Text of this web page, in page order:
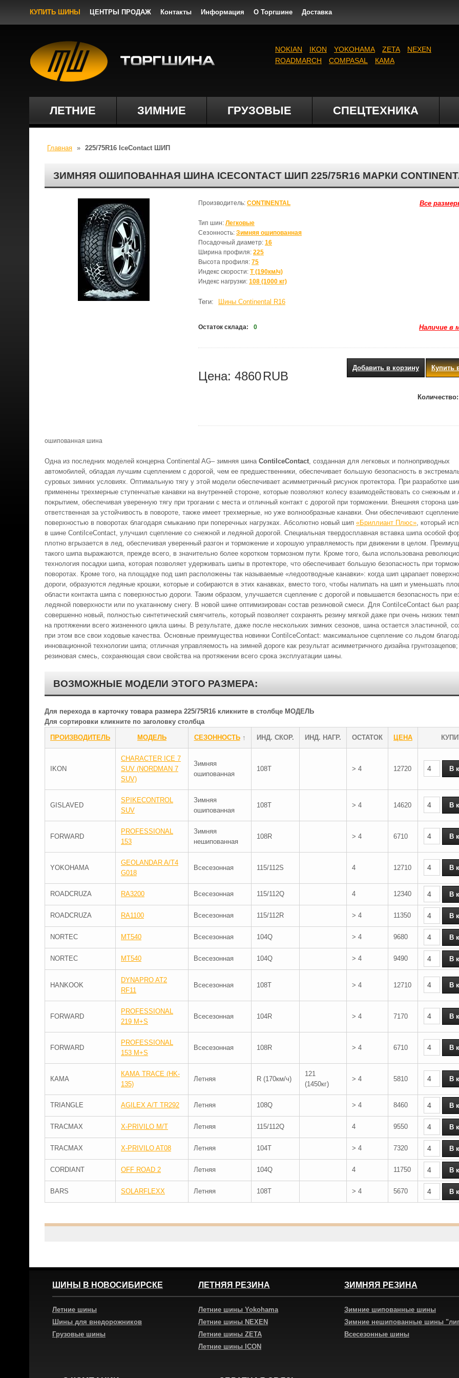
КУПИТЬ ШИНЫ ЦЕНТРЫ ПРОДАЖ Контакты Информация О Торгшине Доставка
ЛЕТНИЕ ЗИМНИЕ ГРУЗОВЫЕ СПЕЦТЕХНИКА
NOKIAN IKON YOKOHAMA ZETA
NEXEN
ROADMARCH
COMPASAL КАМА
Главная » 225/75R16 IceContact ШИП
ЗИМНЯЯ ОШИПОВАННАЯ ШИНА ICECONTACT ШИП 225/75R16 МАРКИ
Все
Производитель: CONTINENTAL
Тип шин: Легковые
Сезонность: Зимняя ошипованная
Посадочный диаметр: 16
Ширина профиля: 225
Высота профиля: 75
Индекс скорости: T (190км/ч)
Индекс нагрузки: 108 (1000 кг)
Теги: Шины Continental R16
Остаток склада: 0 Наличие в
Цена: 4860RUB
Купить
Добавить в корзину
Количество:
ошипованная шина
Одна из последних моделей концерна Continental AG– зимняя шина ContiIceContact, созданная для легковых и полноприводных
автомобилей, обладая лучшим сцеплением с дорогой, чем ее предшественники, обеспечивает большую безопасность в
суровых зимних условиях. Оптимальную тягу у этой модели обеспечивает асимметричный рисунок протектора. При разработке
применены трехмерные ступенчатые канавки на внутренней стороне, которые позволяют колесу взаимодействовать со снежным
покрытием, обеспечивая уверенную тягу при трогании с места и отличный контакт с дорогой при торможении. Внешняя сторона
ответственная за устойчивость в повороте, также имеет трехмерные, но уже волнообразные канавки. Они обеспечивают
поверхностью в поворотах благодаря смыканию при поперечных нагрузках. Абсолютно новый шип «Бриллиант Плюс», который
в шине ContiIceContact, улучшил сцепление со снежной и ледяной дорогой. Специальная твердосплавная вставка шипа особой
плотно вгрызается в лед, обеспечивая уверенный разгон и торможение и хорошую управляемость при движении в целом.
такого шипа выражаются, прежде всего, в значительно более коротком тормозном пути. Кроме того, была использована
технология посадки шипа, которая позволяет удерживать шипы в протекторе, что обеспечивает большую безопасность при
поворотах. Кроме того, на площадке под шип расположены так называемые «ледоотводные канавки»: когда шип царапает
дороги, образуются ледяные крошки, которые и собираются в этих канавках, вместо того, чтобы налипать на шип и уменьшать
области контакта шипа с поверхностью дороги. Таким образом, улучшается сцепление с дорогой и повышается безопасность при
ледяной поверхности или по укатанному снегу. В новой шине оптимизирован состав резиновой смеси. Для ContiIceContact был
совершенно новый, полностью синтетический смягчитель, который позволяет сохранять резину мягкой даже при очень низких
на протяжении всего жизненного цикла шины. В результате, даже после нескольких зимних сезонов, шина остается эластичной,
при этом все свои ходовые качества. Основные преимущества новинки ContiIceContact: максимальное сцепление со льдом
инновационной технологии шипа; отличная управляемость на зимней дороге как результат асимметричного дизайна
резиновая смесь, сохраняющая свои свойства на протяжении всего срока эксплуатации шины.
ВОЗМОЖНЫЕ МОДЕЛИ ЭТОГО РАЗМЕРА:
Для перехода в карточку товара размера 225/75R16 кликните в столбце МОДЕЛЬ
Для сортировки кликните по заголовку столбца
ПРОИЗВОДИТЕЛЬ МОДЕЛЬ СЕЗОННОСТЬ↑ ИНД. СКОР. ИНД. НАГР. ОСТАТОК ЦЕНА
IKON
CHARACTER ICE 7
SUV (NORDMAN 7
SUV)
Зимняя
ошипованная
108T > 4 12720
GISLAVED
SPIKECONTROL
SUV
Зимняя
ошипованная
108T > 4 14620
FORWARD
PROFESSIONAL
153
Зимняя
нешипованная
108R > 4 6710
YOKOHAMA
GEOLANDAR A/T4
G018
Всесезонная 115/112S 4 12710
ROADCRUZA RA3200 Всесезонная 115/112Q 4 12340
ROADCRUZA RA1100 Всесезонная 115/112R > 4 11350
NORTEC MT540 Всесезонная 104Q > 4 9680
NORTEC MT540 Всесезонная 104Q > 4 9490
HANKOOK
DYNAPRO AT2
RF11
Всесезонная 108T > 4 12710
FORWARD
PROFESSIONAL
219 M+S
Всесезонная 104R > 4 7170
FORWARD
PROFESSIONAL
153 M+S
Всесезонная 108R > 4 6710
КАМА
КАМА TRACE (HK-
135)
Летняя R (170км/ч)
121
(1450кг)
> 4 5810
TRIANGLE AGILEX A/T TR292 Летняя 108Q > 4 8460
TRACMAX X-PRIVILO M/T Летняя 115/112Q 4 9550
TRACMAX X-PRIVILO AT08 Летняя 104T > 4 7320
CORDIANT OFF ROAD 2 Летняя 104Q 4 11750
BARS SOLARFLEXX Летняя 108T > 4 5670
ШИНЫ В НОВОСИБИРСКЕ
Летние шины
Шины для внедорожников
Грузовые шины
ЛЕТНЯЯ РЕЗИНА
Летние шины Yokohama
Летние шины NEXEN
Летние шины ZETA
Летние шины ICON
ЗИМНЯЯ РЕЗИНА
Зимние шипованные шины
Зимние нешипованные шины
Всесезонные шины